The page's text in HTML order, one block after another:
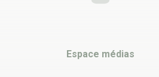
Espace médias